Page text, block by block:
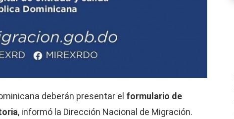
deberán presentar el formulario de
, informó la Dirección Nacional de Migración.